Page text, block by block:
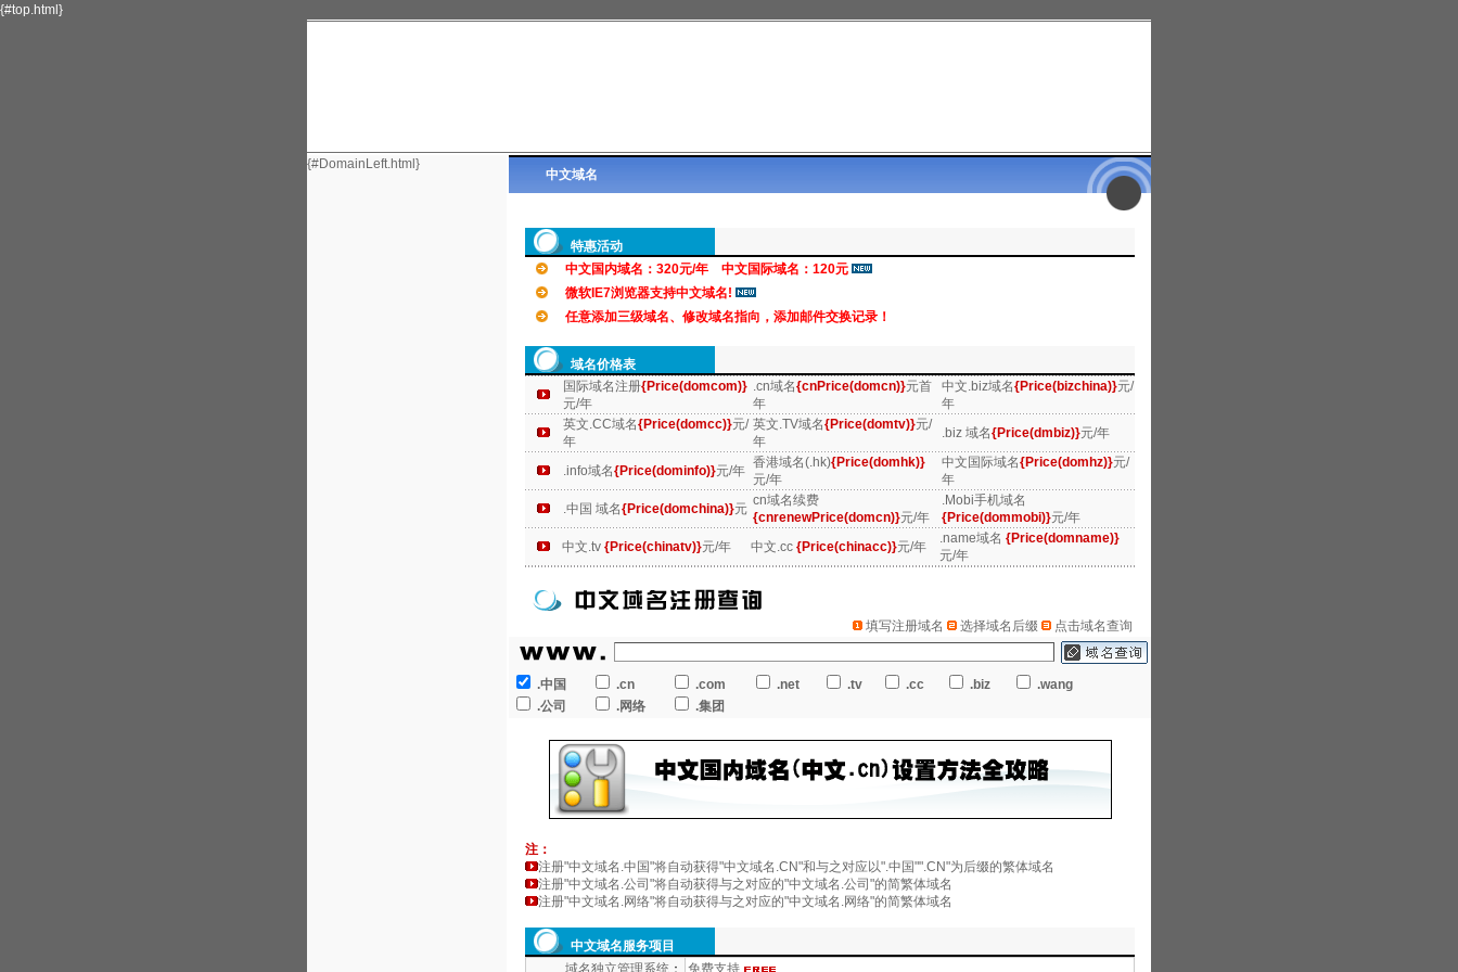
{#top.html}
{#DomainLeft.html}
中文域名
特惠活动
中文国内域名：320元/年 中文国际域名：120元
微软IE7浏览器支持中文域名!
任意添加三级域名、修改域名指向，添加邮件交换记录！
域名价格表
国际域名注册{Price(domcom)}
元/年
.cn域名{cnPrice(domcn)}元首
年
中文.biz域名{Price(bizchina)}元/
年
英文.CC域名{Price(domcc)}元/
年
英文.TV域名{Price(domtv)}元/
年
.biz 域名{Price(dmbiz)}元/年
.info域名{Price(dominfo)}元/年
香港域名(.hk){Price(domhk)}
元/年
中文国际域名{Price(domhz)}元/
年
.中国 域名{Price(domchina)}元
cn域名续费
{cnrenewPrice(domcn)}元/年
.Mobi手机域名
{Price(dommobi)}元/年
中文.tv {Price(chinatv)}元/年 中文.cc {Price(chinacc)}元/年
.name域名 {Price(domname)}
元/年
填写注册域名 选择域名后缀 点击域名查询
.中国 .cn .com .net .tv .cc .biz
.wang
.公司
.网络 .集团
注：
注册"中文域名.中国"将自动获得"中文域名.CN"和与之对应以".中国"".CN"为后缀的繁体域名
注册"中文域名.公司"将自动获得与之对应的"中文域名.公司"的简繁体域名
注册"中文域名.网络"将自动获得与之对应的"中文域名.网络"的简繁体域名
中文域名服务项目
域名独立管理系统 ： 免费支持